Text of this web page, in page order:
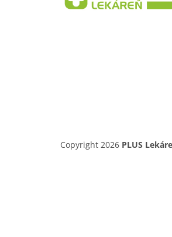
Copyright 2026 PLUS